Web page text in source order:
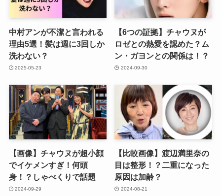
中村アンが不潔と言われる
理由5選！髪は週に3回しか
洗わない？
2025-05-23
【6つの証拠】チャウヌが
ロゼとの熱愛を認めた？ム
ン・ガヨンとの関係は！？
2024-09-30
【画像】チャウヌが超小顔
でイケメンすぎ！何頭
身！？しゃべくりで話題
2024-09-29
【比較画像】渡辺満里奈の
目は整形！？二重になった
原因は加齢？
2024-08-21